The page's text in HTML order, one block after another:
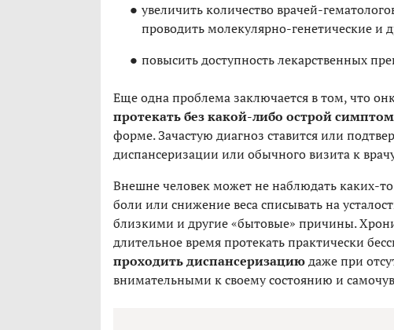
увеличить количество врачей-
проводить молекулярно-генетические и
повысить доступность лекарственных
Еще одна проблема заключается в том, что
протекать без какой-либо острой
форме. Зачастую диагноз ставится или
диспансеризации или обычного визита к
Внешне человек может не наблюдать каких-
боли или снижение веса списывать на
близкими и другие «бытовые» причины.
длительное время протекать практически
проходить диспансеризациюдаже при
внимательными к своему состоянию и